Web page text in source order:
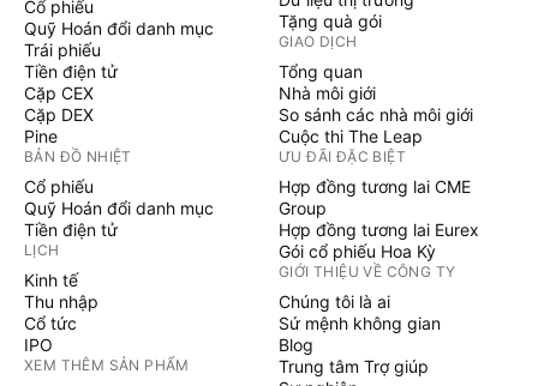
Cổ phiếu
Quỹ Hoán đổi danh mục
Trái phiếu
Tiền điện tử
Cặp CEX
Cặp DEX
Pine
BẢN ĐỒ NHIỆT
Cổ phiếu
Quỹ Hoán đổi danh mục
Tiền điện tử
LỊCH
Kinh tế
Thu nhập
Cổ tức
IPO
XEM THÊM SẢN PHẨM
Tặng quà gói
GIAO DỊCH
Tổng quan
Nhà môi giới
So sánh các nhà môi giới
Cuộc thi The Leap
ƯU ĐÃI ĐẶC BIỆT
Hợp đồng tương lai CME
Group
Hợp đồng tương lai Eurex
Gói cổ phiếu Hoa Kỳ
GIỚI THIỆU VỀ CÔNG TY
Chúng tôi là ai
Sứ mệnh không gian
Blog
Trung tâm Trợ giúp